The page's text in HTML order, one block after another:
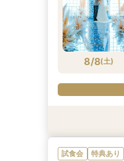
8/8(土)
試食会 特典あり